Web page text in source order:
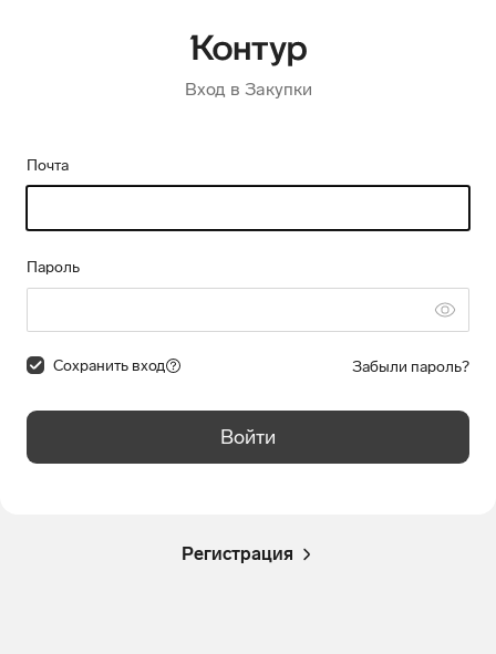
Вход в Закупки
Почта
Пароль
Сохранить вход Забыли пароль?
Войти
Регистрация